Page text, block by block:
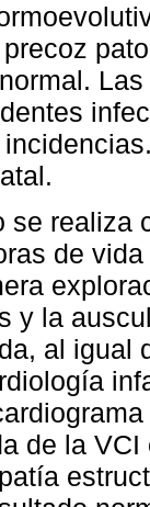
se realiza
de
y la
al igual
de la